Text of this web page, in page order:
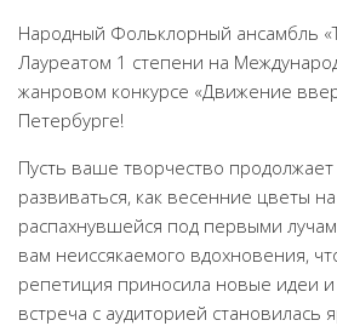
Муниципальный концертный
Народный фольклорный ансамбль
Забайкальский народный хор
Группа «Лаккитон»
Валико Гаспарян
Ирина Шагдурова
Анна Комолова
Народный Фольклорный ансамбль
Лауреатом 1 степени на
жанровом конкурсе «Движение
Петербурге!
Пусть ваше творчество
развиваться, как весенние цветы
распахнувшейся под первыми
вам неиссякаемого вдохновения,
репетиция приносила новые идеи
встреча с аудиторией становилась